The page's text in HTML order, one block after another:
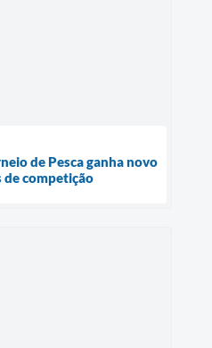
de Pesca ganha novo
de competição